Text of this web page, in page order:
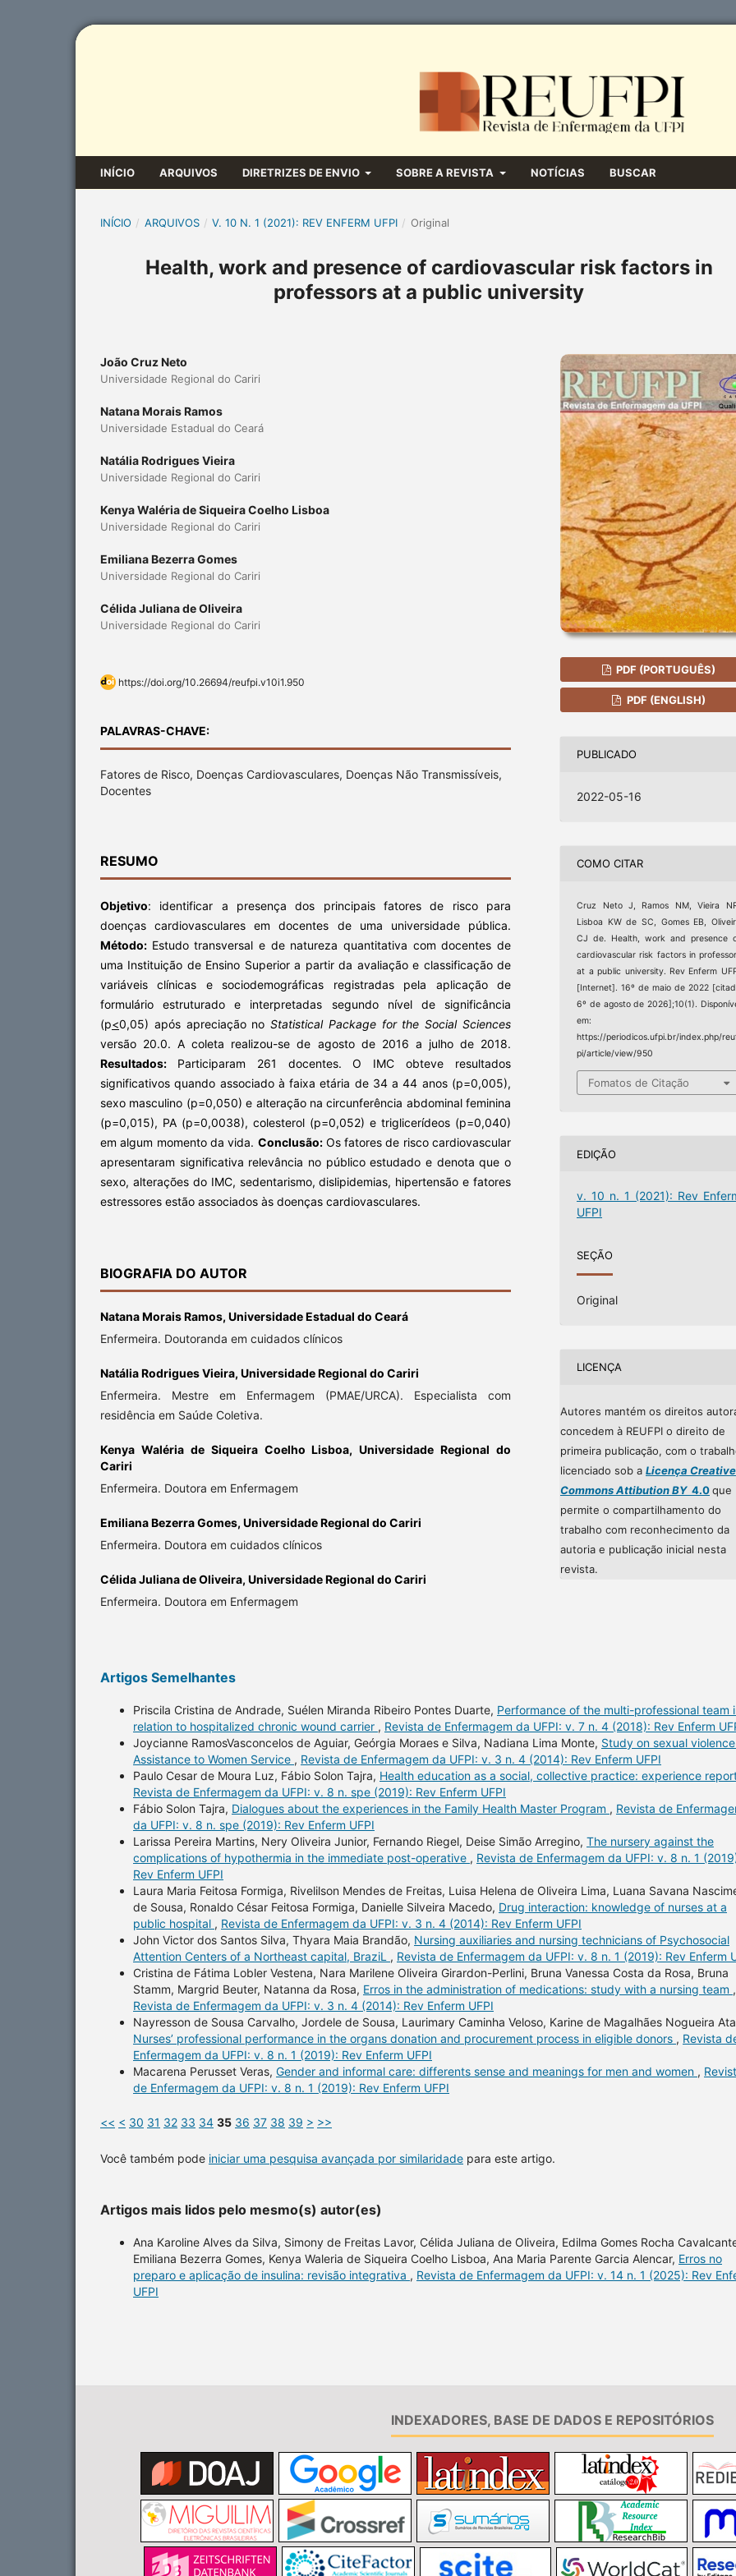
INÍCIO ARQUIVOS DIRETRIZES DE ENVIO SOBRE A REVISTA NOTÍCIAS BUSCAR
INÍCIO / ARQUIVOS / V. 10 N. 1 (2021): REV ENFERM UFPI / Original
Health, work and presence of cardiovascular risk factors in
professors at a public university
João Cruz Neto
Universidade Regional do Cariri
Natana Morais Ramos
Universidade Estadual do Ceará
Natália Rodrigues Vieira
Universidade Regional do Cariri
Kenya Waléria de Siqueira Coelho Lisboa
Universidade Regional do Cariri
Emiliana Bezerra Gomes
Universidade Regional do Cariri
Célida Juliana de Oliveira
Universidade Regional do Cariri
https://doi.org/10.26694/reufpi.v10i1.950
PALAVRAS-CHAVE:
Fatores de Risco, Doenças Cardiovasculares, Doenças Não Transmissíveis,
Docentes
RESUMO
Objetivo: identificar a presença dos principais fatores de risco para
doenças cardiovasculares em docentes de uma universidade pública.
Método: Estudo transversal e de natureza quantitativa com docentes de
uma Instituição de Ensino Superior a partir da avaliação e classificação de
variáveis clínicas e sociodemográficas registradas pela aplicação de
formulário estruturado e interpretadas segundo nível de significância
(p<0,05) após apreciação noStatistical Package for the Social Sciences
versão 20.0. A coleta realizou-se de agosto de 2016 a julho de 2018.
Resultados: Participaram 261 docentes. O IMC obteve resultados
significativos quando associado à faixa etária de 34 a 44 anos (p=0,005),
sexo masculino (p=0,050) e alteração na circunferência abdominal feminina
(p=0,015), PA (p=0,0038), colesterol (p=0,052) e triglicerídeos (p=0,040)
em algum momento da vida. Conclusão:Os fatores de risco cardiovascular
apresentaram significativa relevância no público estudado e denota que o
sexo, alterações do IMC, sedentarismo, dislipidemias, hipertensão e fatores
estressores estão associados às doenças cardiovasculares.
BIOGRAFIA DO AUTOR
Natana Morais Ramos, Universidade Estadual do Ceará
Enfermeira. Doutoranda em cuidados clínicos
Natália Rodrigues Vieira, Universidade Regional do Cariri
Enfermeira. Mestre em Enfermagem (PMAE/URCA). Especialista com
residência em Saúde Coletiva.
Kenya Waléria de Siqueira Coelho Lisboa,Universidade Regional do
Cariri
Enfermeira. Doutora em Enfermagem
Emiliana Bezerra Gomes, Universidade Regional do Cariri
Enfermeira. Doutora em cuidados clínicos
Célida Juliana de Oliveira, Universidade Regional do Cariri
Enfermeira. Doutora em Enfermagem
PDF (PORTUGUÊS)
PDF (ENGLISH)
PUBLICADO
2022-05-16
COMO CITAR
Cruz Neto J, Ramos NM, Vieira
Lisboa KW de SC, Gomes EB,
CJ de. Health, work and presence
cardiovascular risk factors in
at a public university. Rev Enferm
[Internet]. 16º de maio de 2022
6º de agosto de 2026];10(1).
em:
https://periodicos.ufpi.br/index.php/
pi/article/view/950
Fomatos de Citação
EDIÇÃO
v. 10 n. 1 (2021): Rev
UFPI
SEÇÃO
Original
LICENÇA
Autores mantém os direitos
concedem à REUFPI o direito de
primeira publicação, com o
licenciado sob a Licença Creative
Commons Attibution BY4.0que
permite o compartilhamento do
trabalho com reconhecimento da
autoria e publicação inicial nesta
revista.
Artigos Semelhantes
Priscila Cristina de Andrade, Suélen Miranda Ribeiro Pontes Duarte, Performance of the multi-professional team
relation to hospitalized chronic wound carrier , Revista de Enfermagem da UFPI: v. 7 n. 4 (2018): Rev Enferm
Joycianne RamosVasconcelos de Aguiar, Geórgia Moraes e Silva, Nadiana Lima Monte, Study on sexual
Assistance to Women Service , Revista de Enfermagem da UFPI: v. 3 n. 4 (2014): Rev Enferm UFPI
Paulo Cesar de Moura Luz, Fábio Solon Tajra, Health education as a social, collective practice: experience
Revista de Enfermagem da UFPI: v. 8 n. spe (2019): Rev Enferm UFPI
Fábio Solon Tajra, Dialogues about the experiences in the Family Health Master Program , Revista de
da UFPI: v. 8 n. spe (2019): Rev Enferm UFPI
Larissa Pereira Martins, Nery Oliveira Junior, Fernando Riegel, Deise Simão Arregino, The nursery against the
complications of hypothermia in the immediate post-operative , Revista de Enfermagem da UFPI: v. 8 n. 1
Rev Enferm UFPI
Laura Maria Feitosa Formiga, Rivelilson Mendes de Freitas, Luisa Helena de Oliveira Lima, Luana Savana
de Sousa, Ronaldo César Feitosa Formiga, Danielle Silveira Macedo, Drug interaction: knowledge of nurses at a
public hospital , Revista de Enfermagem da UFPI: v. 3 n. 4 (2014): Rev Enferm UFPI
John Victor dos Santos Silva, Thyara Maia Brandão, Nursing auxiliaries and nursing technicians of Psychosocial
Attention Centers of a Northeast capital, BraziL , Revista de Enfermagem da UFPI: v. 8 n. 1 (2019): Rev Enferm
Cristina de Fátima Lobler Vestena, Nara Marilene Oliveira Girardon-Perlini, Bruna Vanessa Costa da Rosa, Bruna
Stamm, Margrid Beuter, Natanna da Rosa, Erros in the administration of medications: study with a nursing team ,
Revista de Enfermagem da UFPI: v. 3 n. 4 (2014): Rev Enferm UFPI
Nayresson de Sousa Carvalho, Jordele de Sousa, Laurimary Caminha Veloso, Karine de Magalhães Nogueira
Nurses’ professional performance in the organs donation and procurement process in eligible donors , Revista
Enfermagem da UFPI: v. 8 n. 1 (2019): Rev Enferm UFPI
Macarena Perusset Veras, Gender and informal care: differents sense and meanings for men and women ,
de Enfermagem da UFPI: v. 8 n. 1 (2019): Rev Enferm UFPI
<< < 30 31 32 33 34 35 36 37 38 39 > >>
Você também pode iniciar uma pesquisa avançada por similaridade para este artigo.
Artigos mais lidos pelo mesmo(s) autor(es)
Ana Karoline Alves da Silva, Simony de Freitas Lavor, Célida Juliana de Oliveira, Edilma Gomes Rocha
Emiliana Bezerra Gomes, Kenya Waleria de Siqueira Coelho Lisboa, Ana Maria Parente Garcia Alencar, Erros no
preparo e aplicação de insulina: revisão integrativa , Revista de Enfermagem da UFPI: v. 14 n. 1 (2025): Rev
UFPI
INDEXADORES, BASE DE DADOS E REPOSITÓRIOS